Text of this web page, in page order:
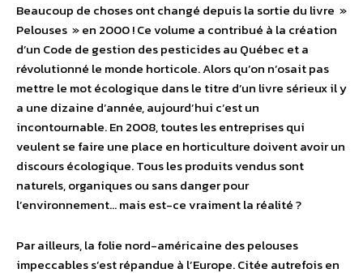
Beaucoup de choses ont changé depuis la sortie du livre »
Pelouses » en 2000 ! Ce volume a contribué à la création
d’un Code de gestion des pesticides au Québec et a
révolutionné le monde horticole. Alors qu’on n’osait pas
mettre le mot écologique dans le titre d’un livre sérieux il y
a une dizaine d’année, aujourd’hui c’est un
incontournable. En 2008, toutes les entreprises qui
veulent se faire une place en horticulture doivent avoir un
discours écologique. Tous les produits vendus sont
naturels, organiques ou sans danger pour
l’environnement… mais est-ce vraiment la réalité ?
Par ailleurs, la folie nord-américaine des pelouses
impeccables s’est répandue à l’Europe. Citée autrefois en